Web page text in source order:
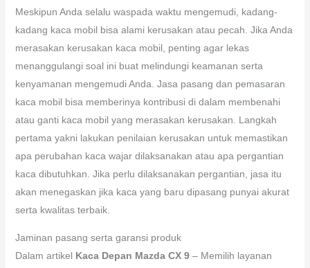
Meskipun Anda selalu waspada waktu mengemudi, kadang-
kadang kaca mobil bisa alami kerusakan atau pecah. Jika Anda
merasakan kerusakan kaca mobil, penting agar lekas
menanggulangi soal ini buat melindungi keamanan serta
kenyamanan mengemudi Anda. Jasa pasang dan pemasaran
kaca mobil bisa memberinya kontribusi di dalam membenahi
atau ganti kaca mobil yang merasakan kerusakan. Langkah
pertama yakni lakukan penilaian kerusakan untuk memastikan
apa perubahan kaca wajar dilaksanakan atau apa pergantian
kaca dibutuhkan. Jika perlu dilaksanakan pergantian, jasa itu
akan menegaskan jika kaca yang baru dipasang punyai akurat
serta kwalitas terbaik.
Jaminan pasang serta garansi produk
Dalam artikel Kaca Depan Mazda CX 9– Memilih layanan